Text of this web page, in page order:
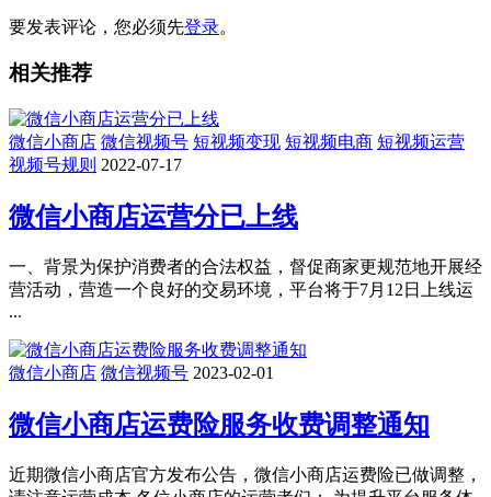
要发表评论，您必须先登录。
相关推荐
微信小商店 微信视频号 短视频变现 短视频电商 短视频运营
视频号规则 2022-07-17
微信小商店运营分已上线
一、背景为保护消费者的合法权益，督促商家更规范地开展经
营活动，营造一个良好的交易环境，平台将于7月12日上线运
...
微信小商店 微信视频号 2023-02-01
微信小商店运费险服务收费调整通知
近期微信小商店官方发布公告，微信小商店运费险已做调整，